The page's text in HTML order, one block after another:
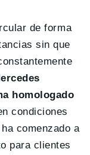
de forma
sin que
homologado
condiciones
comenzado a
para clientes